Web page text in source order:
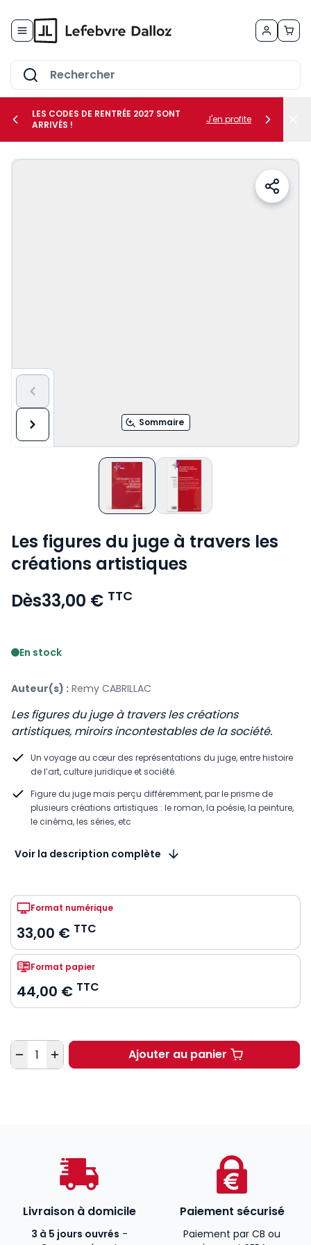
le sous-menu Vos métiers
LES CODES DE RENTRÉE 2027 SONT
ARRIVÉS !
J'en profite
Sommaire
Les figures du juge à travers les
créations artistiques
Dès33,00 € TTC
En stock
Auteur(s) : Remy CABRILLAC
Les figures du juge à travers les créations
artistiques, miroirs incontestables de la société.
Un voyage au cœur des représentations du juge, entre histoire
de l’art, culture juridique et société.
Figure du juge mais perçu différemment, par le prisme de
plusieurs créations artistiques : le roman, la poésie, la peinture,
le cinéma, les séries, etc
Voir la description complète
Format numérique
33,00 € TTC
Format papier
44,00 € TTC
Quantité Ajouter au panier
Livraison à domicile
3 à 5 jours ouvrés -
Paiement sécurisé
Paiement par CB ou